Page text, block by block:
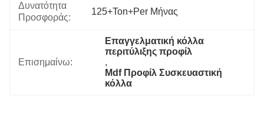
Δυνατότητα
Προσφοράς:
125+Ton+per Μήνας
Επισημαίνω:
Επαγγελματική κόλλα
περιτύλιξης προφίλ
,
Mdf Προφίλ Συσκευαστική
κόλλα